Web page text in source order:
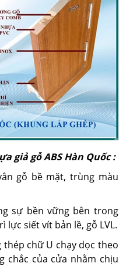
giả gỗ ABS Hàn Quốc :
gỗ bề mặt, trùng màu
sự bền vững bên trong
lực siết vít bản lề, gỗ LVL.
chữ U chạy dọc theo
chắc của cửa nhằm chịu